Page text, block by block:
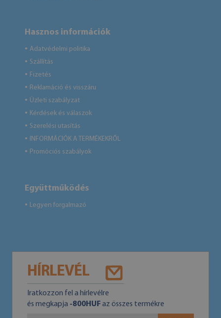
Hasznos információk
● Adatvédelmi politika
● Szállítás
● Fizetés
● Reklamáció és visszáru
● Üzleti szabályzat
● Kérdések és válaszok
● Szerelési utasítás
● INFORMÁCIÓK A TERMÉKEKRŐL
● Promóciós szabályok
Együttműködés
● Legyen forgalmazó
HÍRLEVÉL
Iratkozzon fel a hírlevélre
és megkapja -800HUFaz összes termékre